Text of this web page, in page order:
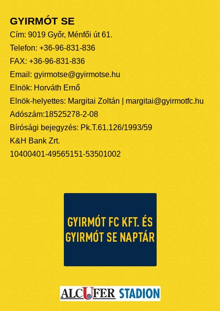
GYIRMÓT SE
Cím: 9019 Győr, Ménfői út 61.
Telefon: +36-96-831-836
FAX: +36-96-831-836
Email: gyirmotse@gyirmotse.hu
Elnök: Horváth Ernő
Elnök-helyettes: Margitai Zoltán | margitai@gyirmotfc.hu
Adószám:18525278-2-08
Bírósági bejegyzés: Pk.T.61.126/1993/59
K&H Bank Zrt.
10400401-49565151-53501002